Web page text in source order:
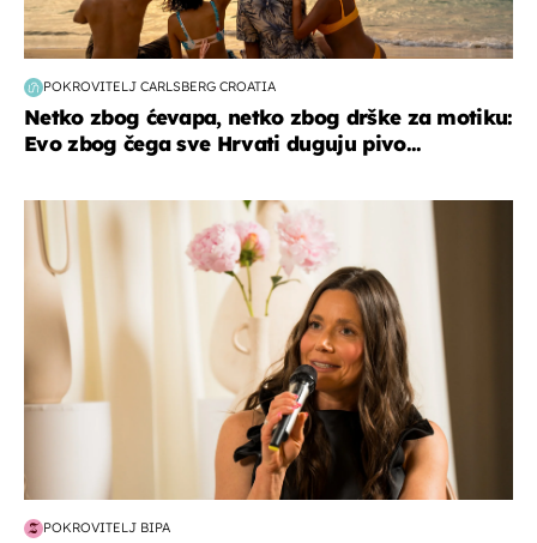
POKROVITELJ CARLSBERG CROATIA
Netko zbog ćevapa, netko zbog drške za motiku:
Evo zbog čega sve Hrvati duguju pivo...
moda & ljepota
POKROVITELJ BIPA